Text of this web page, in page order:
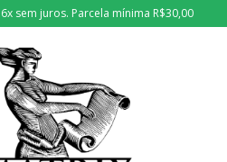
sem juros. Parcela mínima R$30,00